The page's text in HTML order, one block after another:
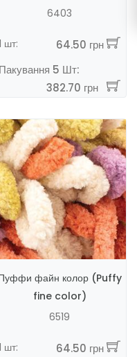
6403
шт:
64.50 грн
Пакування 5 Шт:
382.70 грн
файн колор (Puffy
fine color)
6519
шт:
64.50 грн